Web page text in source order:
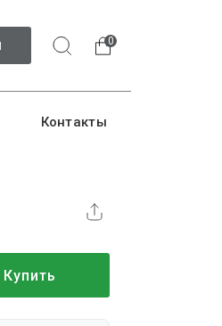
0
Контакты
Купить